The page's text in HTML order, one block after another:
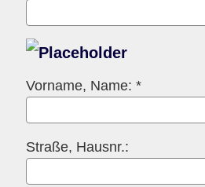
Vorname, Name: *
Straße, Hausnr.: